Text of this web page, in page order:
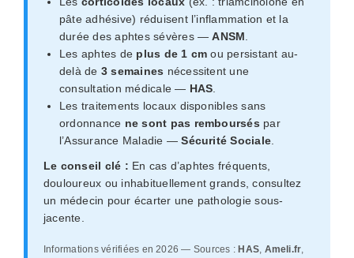
pâte adhésive) réduisent l’inflammation et la
durée des aphtes sévères —ANSM
Les aphtes de plus de 1 cm ou persistant au-
delà de 3 semaines nécessitent une
consultation médicale — HAS
Les traitements locaux disponibles sans
ordonnance ne sont pas remboursés par
l’Assurance Maladie —Sécurité Sociale
Le conseil clé : En cas d’aphtes fréquents,
douloureux ou inhabituellement grands, consultez
un médecin pour écarter une pathologie sous-
jacente.
Informations vérifiées en 2026 — Sources : HAS, Ameli.fr,